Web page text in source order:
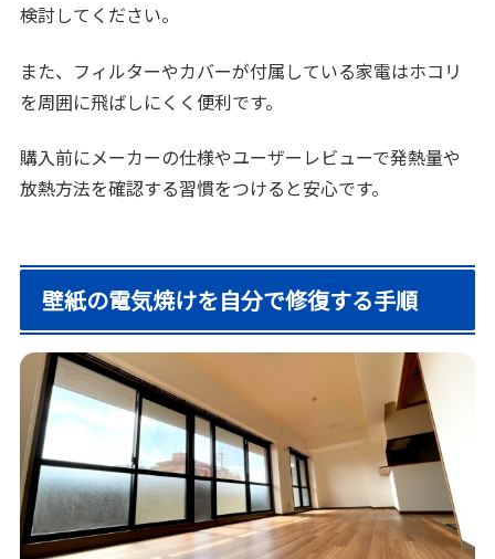
検討してください。
また、フィルターやカバーが付属している家電はホコリ
を周囲に飛ばしにくく便利です。
購入前にメーカーの仕様やユーザーレビューで発熱量や
放熱方法を確認する習慣をつけると安心です。
壁紙の電気焼けを自分で修復する手順